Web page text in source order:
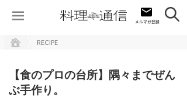
RECIPE
【食のプロの台所】隅々までぜん
ぶ手作り。